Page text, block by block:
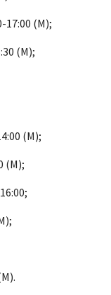
17:00 (M);
(M);
(M);
(M);